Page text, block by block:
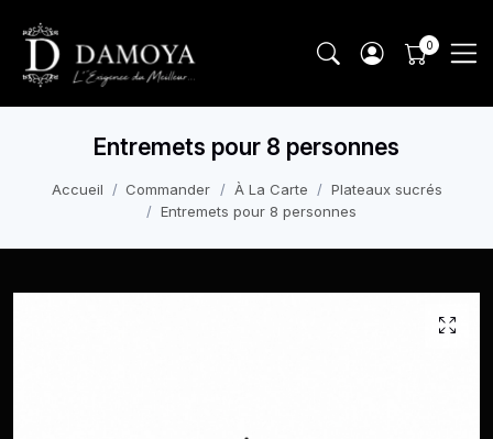
Entremets pour 8 personnes
Accueil Commander À La Carte
Plateaux sucrés
Entremets pour 8 personnes